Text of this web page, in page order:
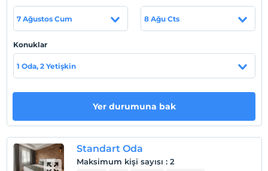
Tesis lokasyon bilgileri
Tesis, Aydın Kuşadası'nda konumlanmaktadır.
Sahil
Haritada Göster
7 Ağustos Cum 8 Ağu Cts
Konuklar
1 Oda, 2 Yetişkin
Yer durumuna bak
Standart Oda
Maksimum kişi sayısı : 2